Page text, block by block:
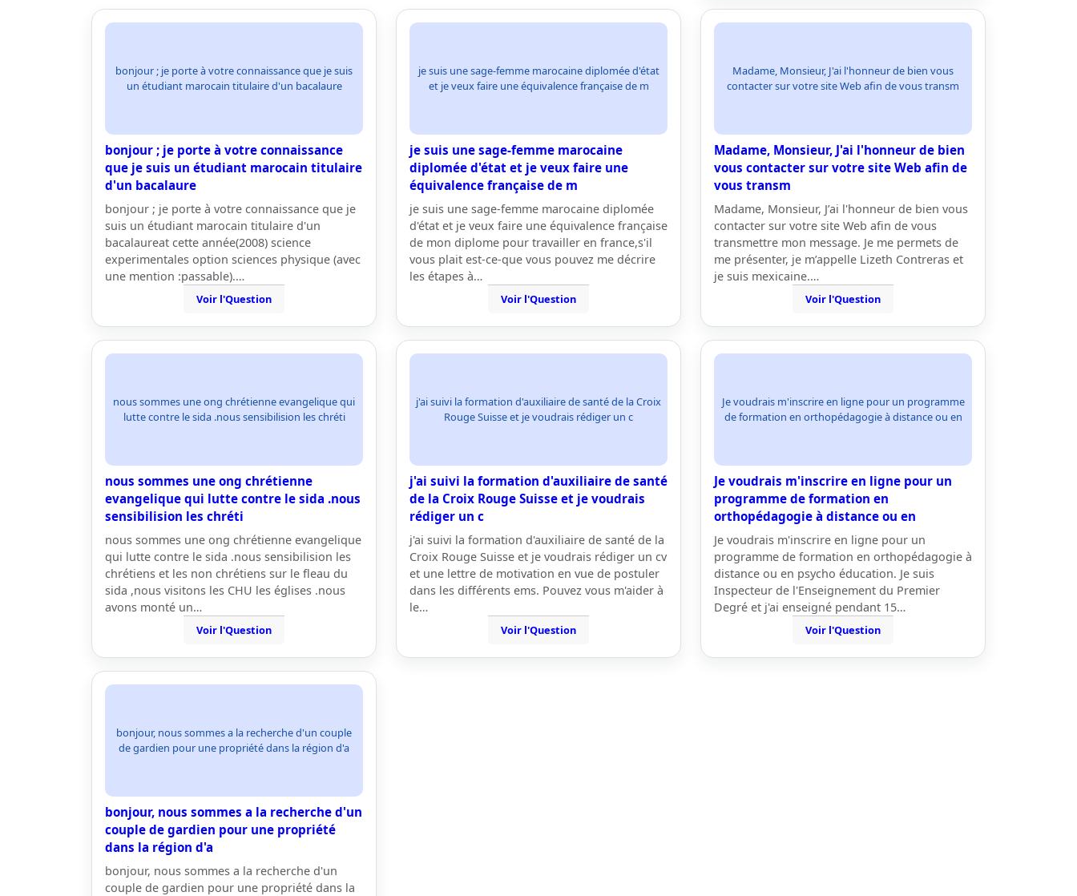
bonjour ; je porte à votre connaissance que je suis
un étudiant marocain titulaire d'un bacalaure
bonjour ; je porte à votre connaissance
que je suis un étudiant marocain titulaire
d'un bacalaure
bonjour ; je porte à votre connaissance que je
suis un étudiant marocain titulaire d'un
bacalaureat cette année(2008) science
experimentales option sciences physique (avec
une mention :passable).…
Voir l'Question
je suis une sage-femme marocaine diplomée d'état
et je veux faire une équivalence française de m
je suis une sage-femme marocaine
diplomée d'état et je veux faire une
équivalence française de m
je suis une sage-femme marocaine diplomée
d'état et je veux faire une équivalence française
de mon diplome pour travailler en france,s'il
vous plait est-ce-que vous pouvez me décrire
les étapes à…
Voir l'Question
Madame, Monsieur, J'ai l'honneur de bien vous
contacter sur votre site Web afin de vous transm
Madame, Monsieur, J'ai l'honneur de bien
vous contacter sur votre site Web afin de
vous transm
Madame, Monsieur, J’ai l'honneur de bien vous
contacter sur votre site Web afin de vous
transmettre mon message. Je me permets de
me présenter, je m’appelle Lizeth Contreras et
je suis mexicaine.…
Voir l'Question
nous sommes une ong chrétienne evangelique qui
lutte contre le sida .nous sensibilision les chréti
nous sommes une ong chrétienne
evangelique qui lutte contre le sida .nous
sensibilision les chréti
nous sommes une ong chrétienne evangelique
qui lutte contre le sida .nous sensibilision les
chrétiens et les non chrétiens sur le fleau du
sida ,nous visitons les CHU les églises .nous
avons monté un…
Voir l'Question
j'ai suivi la formation d'auxiliaire de santé de la Croix
Rouge Suisse et je voudrais rédiger un c
j'ai suivi la formation d'auxiliaire de santé
de la Croix Rouge Suisse et je voudrais
rédiger un c
j'ai suivi la formation d'auxiliaire de santé de la
Croix Rouge Suisse et je voudrais rédiger un cv
et une lettre de motivation en vue de postuler
dans les différents ems. Pouvez vous m'aider à
le…
Voir l'Question
Je voudrais m'inscrire en ligne pour un programme
de formation en orthopédagogie à distance ou en
Je voudrais m'inscrire en ligne pour un
programme de formation en
orthopédagogie à distance ou en
Je voudrais m'inscrire en ligne pour un
programme de formation en orthopédagogie à
distance ou en psycho éducation. Je suis
Inspecteur de l'Enseignement du Premier
Degré et j'ai enseigné pendant 15…
Voir l'Question
bonjour, nous sommes a la recherche d'un couple
de gardien pour une propriété dans la région d'a
bonjour, nous sommes a la recherche d'un
couple de gardien pour une propriété
dans la région d'a
bonjour, nous sommes a la recherche d'un
couple de gardien pour une propriété dans la